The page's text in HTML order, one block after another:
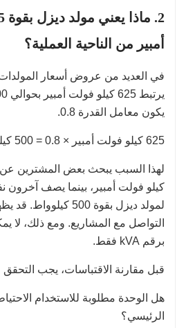
أمبير من الناحية العملية؟
في العديد من عروض أسعار المولدات
يكون معامل القدرة 0.8.
625 كيلو فولت أمبير × 0.8 = 500 كيلوواط
كيلو فولت أمبير، بينما يصف آخرون
لمولد ديزل بقوة 500
التواصل مع المشاريع. ومع ذلك، لا
برقم kVA فقط.
قبل مقارنة الاقتباسات، يجب التحقق
هل الوحدة مطلوبة للاستخدام
الرئيسي؟